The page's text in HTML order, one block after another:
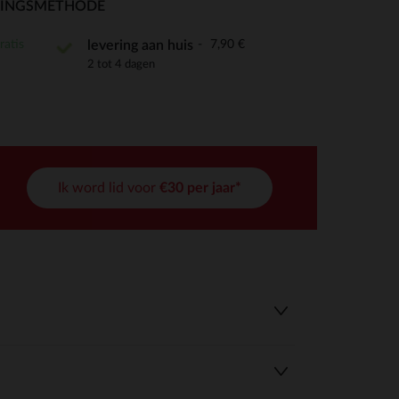
aan te passen en te beheren, en zorgt ervoor dat aan
levering aan huis 7,90 €
2 tot 4 dagen
Ik word lid voor €30 per jaar*